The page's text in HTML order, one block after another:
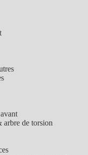
arbre de torsion